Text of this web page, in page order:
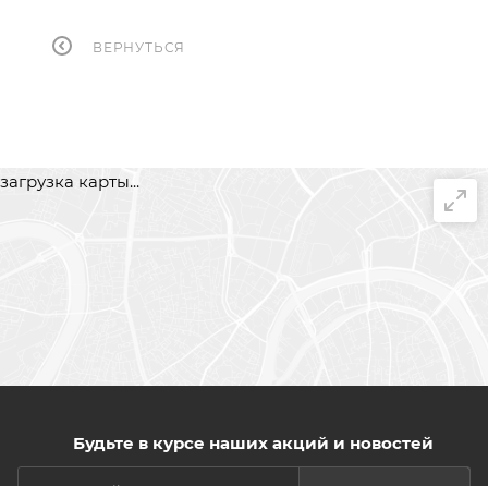
ВЕРНУТЬСЯ
загрузка карты...
Будьте в курсе наших акций и новостей